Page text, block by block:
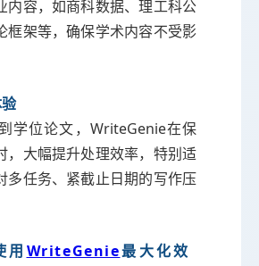
内容，如商科数据、理工科公
框架等，确保学术内容不受影
学位论文，WriteGenie在保
，大幅提升处理效率，特别适
多任务、紧截止日期的写作压
用 WriteGenie最大化效